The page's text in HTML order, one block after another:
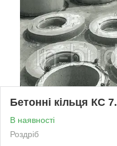
Бетонні кільця КС
В наявності
Роздріб